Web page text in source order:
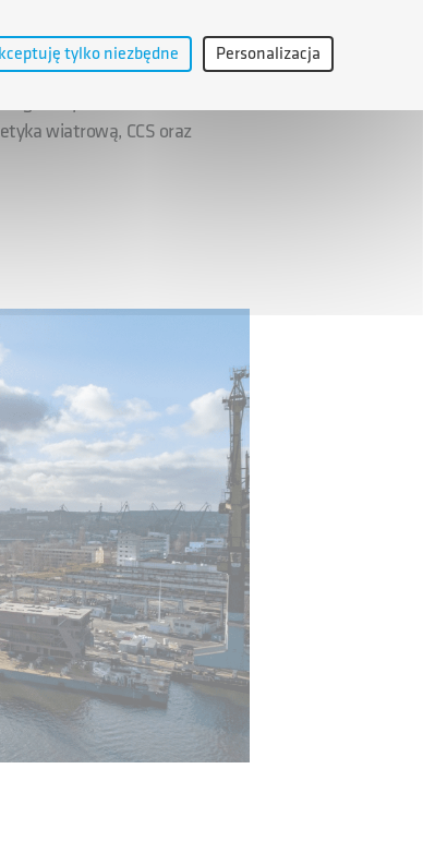
Jest armatorem oraz
specjalistycznych. Od 30
wydobywając spod
bezpieczeństwa Polski.
wiatrową, CCS oraz
tylko niezbędne Personalizacja